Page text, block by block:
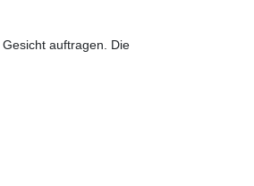
auftragen. Die